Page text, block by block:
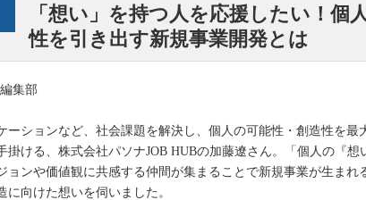
「想い」を持つ人を応援したい！個
性を引き出す新規事業開発とは
集部
ーションなど、社会課題を解決し、個人の可能性・創造性を最
掛ける、株式会社パソナJOB HUBの加藤遼さん。「個人の『想
ョンや価値観に共感する仲間が集まることで新規事業が生まれ
に向けた想いを伺いました。